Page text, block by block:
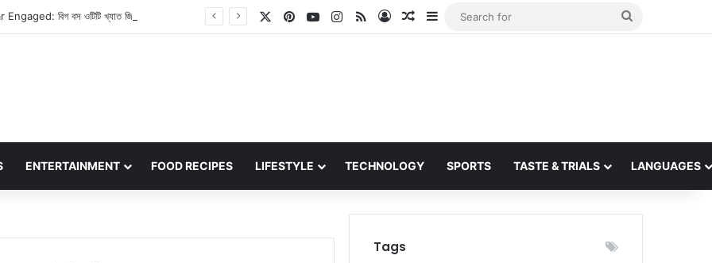
PinterestYouTubeInstagram
RSS Log InRandom Article
Sidebar
ENTERTAINMENT FOOD RECIPES LIFESTYLE TECHNOLOGY SPORTS TASTE & TRIALS LANGUAGES
Tags